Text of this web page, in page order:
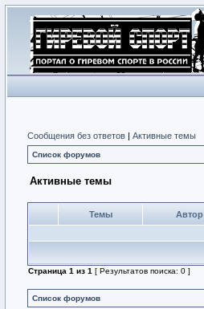
Сообщения без ответов | Активные темы
Список форумов
Активные темы
Темы Автор
Страница 1 из 1 [ Результатов поиска: 0 ]
Список форумов